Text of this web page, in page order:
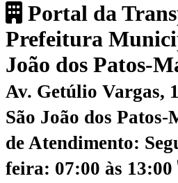
Portal da
Prefeitura
João dos Patos-
Av. Getúlio Vargas,
São João dos Patos-
de Atendimento:
feira: 07:00 às 13:00